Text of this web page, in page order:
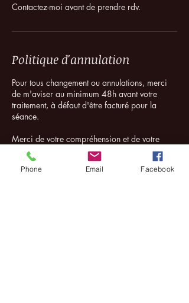
Contactez-moi avant de prendre rdv.
Politique d'annulation
Pour tous changement ou annulations, merci
de m'aviser au minimum 48h avant votre
traitement, à défaut d'être facturé pour la
séance.
Merci de votre compréhension et de votre
respect envers ce cadre, qui soutient la fluidité
et la pérennité des soins.
Phone Email Facebook